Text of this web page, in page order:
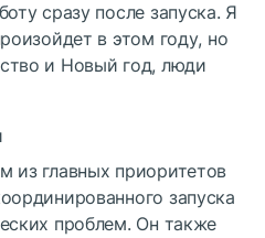
сразу после запуска. Я
в этом году, но
и Новый год, люди
из главных приоритетов
запуска
проблем. Он также